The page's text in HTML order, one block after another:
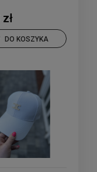
DO KOSZYKA